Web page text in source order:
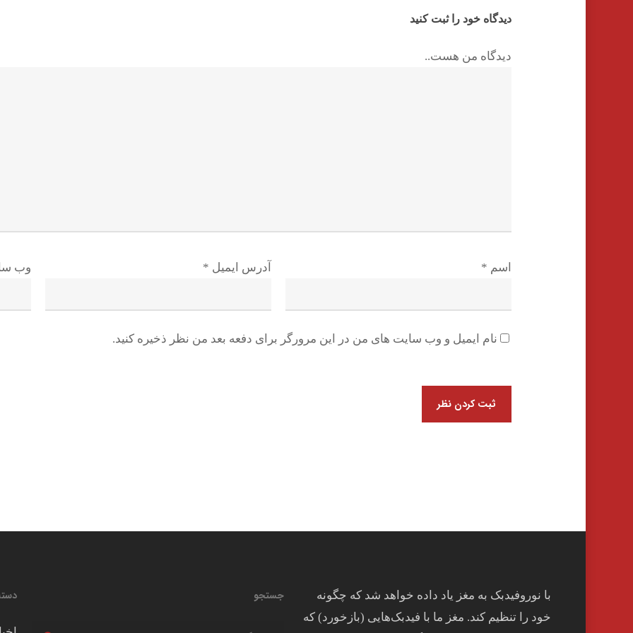
دیدگاه خود را ثبت کنید
دیدگاه من هست..
اسم * آدرس ایمیل * وب
نام ایمیل و وب سایت های من در این مرورگر برای دفعه بعد من نظر ذخیره کنید.
جستجو
با نوروفیدبک به مغز ياد داده خواهد شد كه چگونه
خود را تنظيم كند. مغز ما با فيدبک‌هايی (بازخورد) که